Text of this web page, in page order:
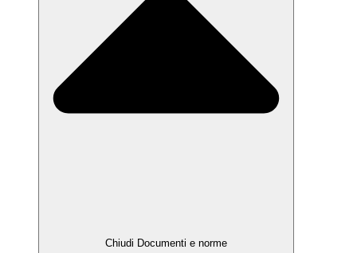
Chiudi Documenti e norme